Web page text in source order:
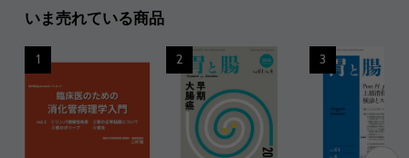
いま売れている商品
1 2 3